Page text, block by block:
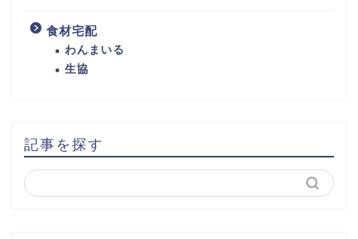
食材宅配
わんまいる
生協
記事を探す